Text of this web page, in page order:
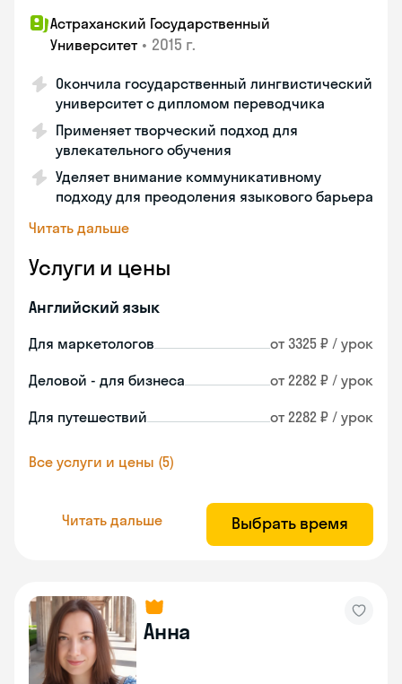
Астраханский Государственный
Университет • 2015 г.
Окончила государственный лингвистический
университет с дипломом переводчика
Применяет творческий подход для
увлекательного обучения
Уделяет внимание коммуникативному
подходу для преодоления языкового барьера
Читать дальше
Услуги и цены
Английский язык
Для маркетологов от 3325 ₽ / урок
Деловой - для бизнеса от 2282 ₽ / урок
Для путешествий от 2282 ₽ / урок
Все услуги и цены (5)
Читать дальше Выбрать время
Анна